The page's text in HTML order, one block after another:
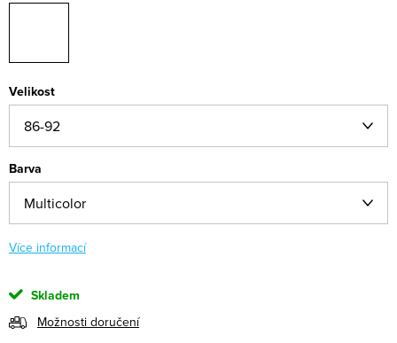
Velikost
Barva
Více informací
Skladem
Možnosti doručení